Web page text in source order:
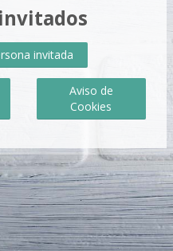
invitada
Aviso de
Cookies